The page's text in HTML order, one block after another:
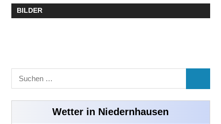
BILDER
Suchen
nach:
Wetter in Niedernhausen